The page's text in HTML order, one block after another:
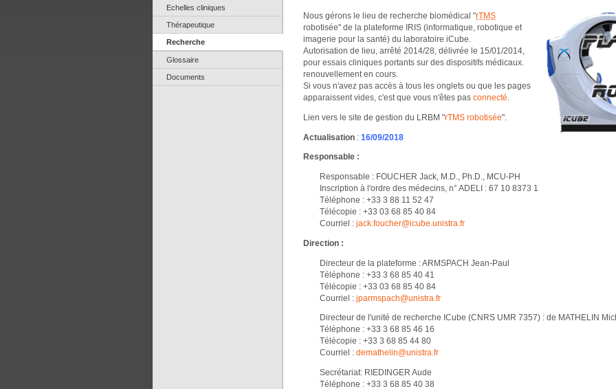
Echelles cliniques
Thérapeutique
Recherche
Glossaire
Documents
Nous gérons le lieu de recherche biomédical "rTMS
robotisée" de la plateforme IRIS (informatique, robotique et
imagerie pour la santé) du laboratoire iCube.
Autorisation de lieu, arrêté 2014/28, délivrée le 15/01/2014,
pour essais cliniques portants sur des dispositifs médicaux.
renouvellement en cours.
Si vous n'avez pas accès à tous les onglets ou que les pages
apparaissent vides, c'est que vous n'êtes pas connecté
Lien vers le site de gestion du LRBM "rTMS robotisée".
Actualisation : 16/09/2018
Responsable :
Responsable : FOUCHER Jack, M.D., Ph.D., MCU-PH
Inscription à l'ordre des médecins, n° ADELI : 67 10 8373 1
Téléphone : +33 3 88 11 52 47
Télécopie : +33 03 68 85 40 84
Courriel : jack.foucher@icube.unistra.fr
Direction :
Directeur de la plateforme : ARMSPACH Jean-Paul
Téléphone : +33 3 68 85 40 41
Télécopie : +33 03 68 85 40 84
Courriel : jparmspach@unistra.fr
Directeur de l'unité de recherche ICube (CNRS UMR 7357) : de MATHELIN
Téléphone : +33 3 68 85 46 16
Télécopie : +33 3 68 85 44 80
Courriel : demathelin@unistra.fr
Secrétariat: RIEDINGER Aude
Téléphone : +33 3 68 85 40 38